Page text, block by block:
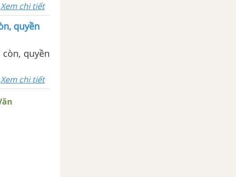
Xem chi tiết
quyền
quyền
Xem chi tiết